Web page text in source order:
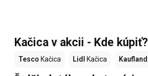
Kačica v akcii - Kde kúpiť?
Tesco Kačica Lidl Kačica Kaufland